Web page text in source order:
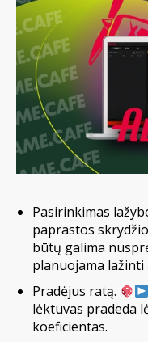
Pasirinkimas
paprastos
būtų galima
planuojama
Pradėjus ratą.
lėktuvas pradeda
koeficientas.